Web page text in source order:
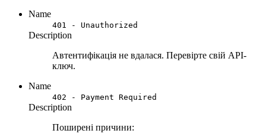
Name
401 - Unauthorized
Description
Автентифікація не вдалася. Перевірте свій API-
ключ.
Name
402 - Payment Required
Description
Поширені причини: